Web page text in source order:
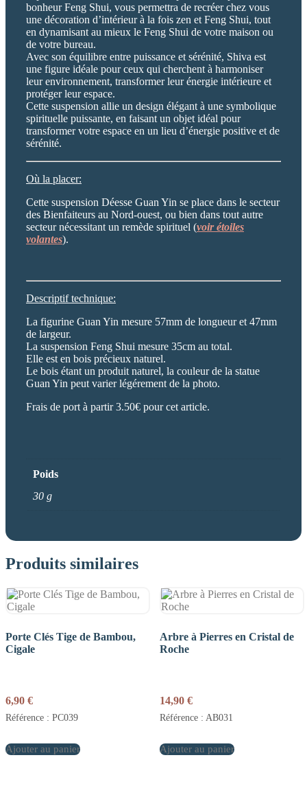
bonheur Feng Shui, vous permettra de recréer chez vous
une décoration d’intérieur à la fois zen et Feng Shui, tout
en dynamisant au mieux le Feng Shui de votre maison ou
de votre bureau.
Avec son équilibre entre puissance et sérénité, Shiva est
une figure idéale pour ceux qui cherchent à harmoniser
leur environnement, transformer leur énergie intérieure et
protéger leur espace.
Cette suspension allie un design élégant à une symbolique
spirituelle puissante, en faisant un objet idéal pour
transformer votre espace en un lieu d’énergie positive et de
sérénité.
Où la placer:
Cette suspension Déesse Guan Yin se place dans le secteur
des Bienfaiteurs au Nord-ouest, ou bien dans tout autre
secteur nécessitant un remède spirituel (voir étoiles
volantes).
Descriptif technique:
La figurine Guan Yin mesure 57mm de longueur et 47mm
de largeur.
La suspension Feng Shui mesure 35cm au total.
Elle est en bois précieux naturel.
Le bois étant un produit naturel, la couleur de la statue
Guan Yin peut varier légérement de la photo.
Frais de port à partir 3.50€ pour cet article.
Poids
30 g
Produits similaires
Porte Clés Tige de Bambou,
Cigale
6,90 €
Référence : PC039
Ajouter au panier
Arbre à Pierres en Cristal de
Roche
14,90 €
Référence : AB031
Ajouter au panier